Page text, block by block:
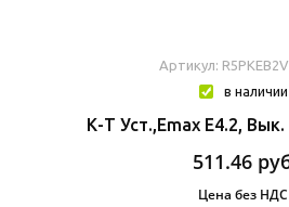
Артикул:
в наличии
К-Т Уст.,Emax E4.2,
511.46
Цена без НДС